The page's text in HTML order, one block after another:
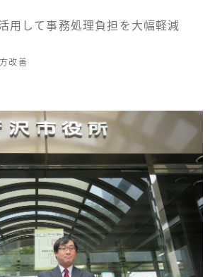
用して事務処理負担を大幅軽減
改善